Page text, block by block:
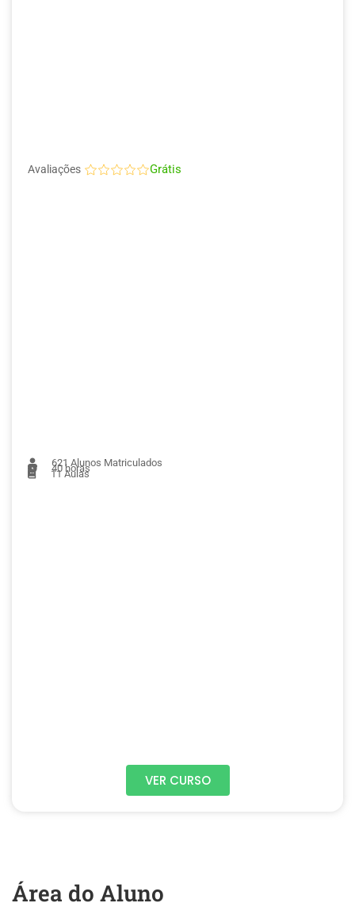
Avaliações Grátis
621 Alunos Matriculados
40 horas
11Aulas
VER CURSO
Área do Aluno